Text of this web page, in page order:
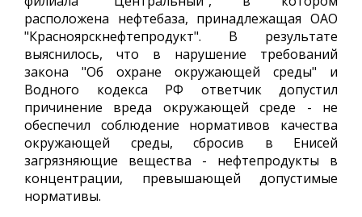
расположена нефтебаза, принадлежащая ОАО
"Красноярскнефтепродукт". В результате
выяснилось, что в нарушение требований
закона "Об охране окружающей среды" и
Водного кодекса РФ ответчик допустил
причинение вреда окружающей среде - не
обеспечил соблюдение нормативов качества
окружающей среды, сбросив в Енисей
загрязняющие вещества - нефтепродукты в
концентрации, превышающей допустимые
нормативы.